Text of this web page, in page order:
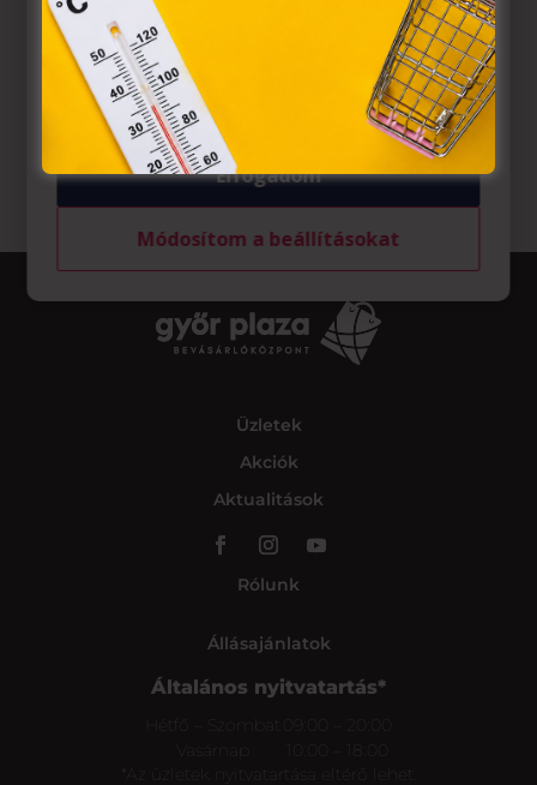
Üzletek
Akciók
Aktualitások
Rólunk
Állásajánlatok
Általános nyitvatartás*
*Az üzletek nyitvatartása eltérő lehet.
Azon weblapoknak, melyek az Európai Unió országain
belül működnek, a „sütik" használatához, és ezeknek a
felhasználó számítógépén vagy egyéb eszközén történő
tárolásához a felhasználók hozzájárulását kell kérniük.
Elfogadom
Módosítom a beállításokat